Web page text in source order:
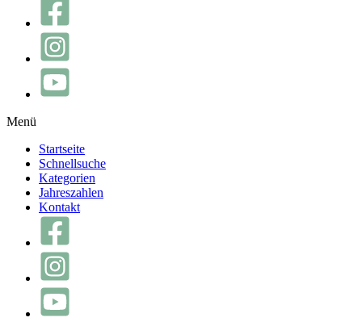
Menü
Startseite
Schnellsuche
Kategorien
Jahreszahlen
Kontakt